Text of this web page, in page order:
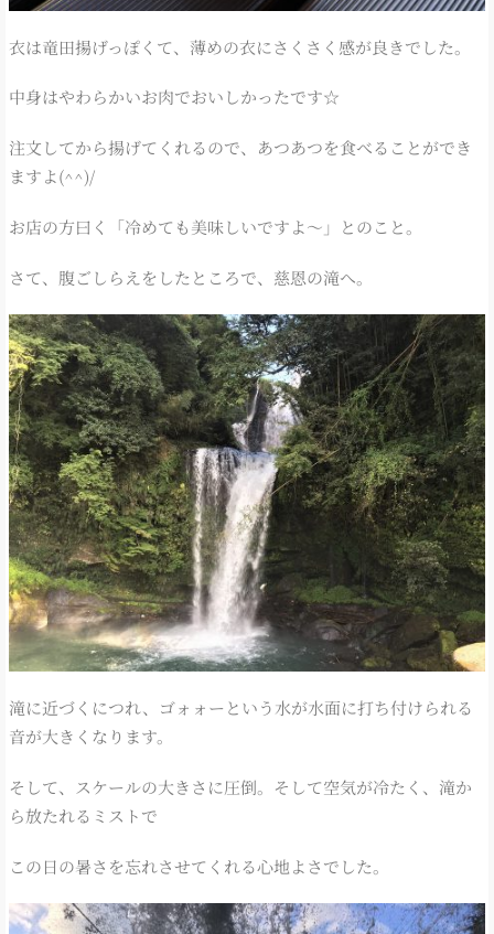
衣は竜田揚げっぽくて、薄めの衣にさくさく感が良きでした。
中身はやわらかいお肉でおいしかったです☆
注文してから揚げてくれるので、あつあつを食べることができ
ますよ(^^)/
お店の方曰く「冷めても美味しいですよ～」とのこと。
さて、腹ごしらえをしたところで、慈恩の滝へ。
滝に近づくにつれ、ゴォォーという水が水面に打ち付けられる
音が大きくなります。
そして、スケールの大きさに圧倒。そして空気が冷たく、滝か
ら放たれるミストで
この日の暑さを忘れさせてくれる心地よさでした。